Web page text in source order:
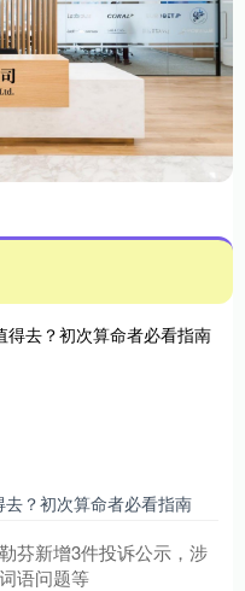
？初次算命者必看指南
芬新增3件投诉公示，涉
语问题等